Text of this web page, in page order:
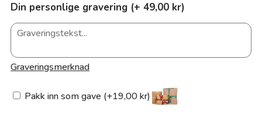
Din personlige gravering (+ 49,00 kr)
Graveringsmerknad
Pakk inn som gave (+19,00 kr)